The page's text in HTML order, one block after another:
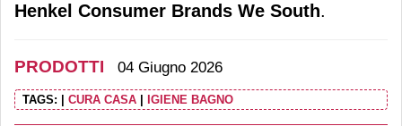
Henkel Consumer Brands We South.
PRODOTTI 04 Giugno 2026
TAGS: CURA CASA IGIENE BAGNO